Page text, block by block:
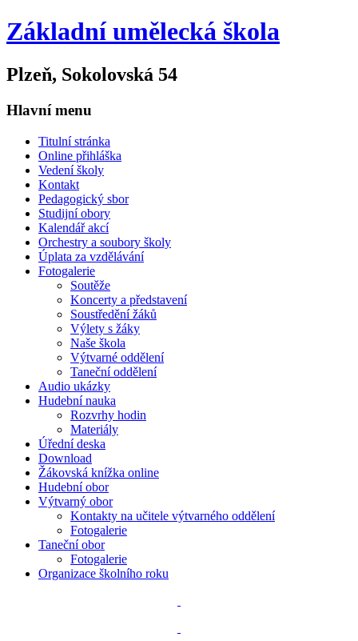
Základní umělecká škola
Plzeň, Sokolovská 54
Hlavní menu
Titulní stránka
Online přihláška
Vedení školy
Kontakt
Pedagogický sbor
Studijní obory
Kalendář akcí
Orchestry a soubory školy
Úplata za vzdělávání
Fotogalerie
Soutěže
Koncerty a představení
Soustředění žáků
Výlety s žáky
Naše škola
Výtvarné oddělení
Taneční oddělení
Audio ukázky
Hudební nauka
Rozvrhy hodin
Materiály
Úřední deska
Download
Žákovská knížka online
Hudební obor
Výtvarný obor
Kontakty na učitele výtvarného oddělení
Fotogalerie
Taneční obor
Fotogalerie
Organizace školního roku